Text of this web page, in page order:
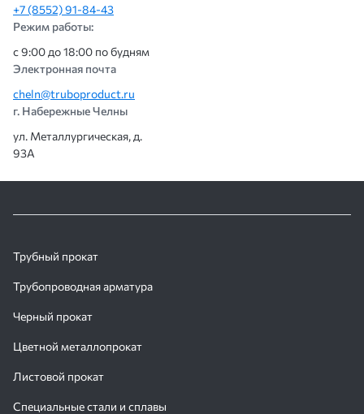
+7 (8552) 91-84-43
Режим работы:
с 9:00 до 18:00 по будням
Электронная почта
cheln@truboproduct.ru
г. Набережные Челны
ул. Металлургическая, д.
93А
Трубный прокат
Трубопроводная арматура
Черный прокат
Цветной металлопрокат
Листовой прокат
Специальные стали и сплавы